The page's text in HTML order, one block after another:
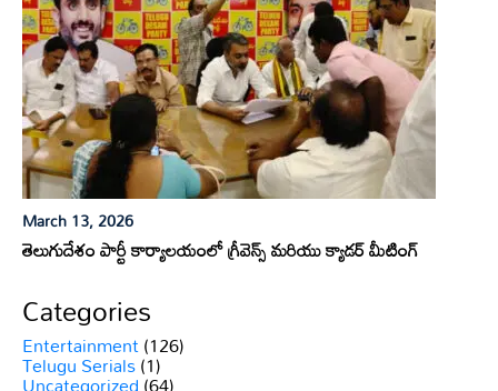
March 13, 2026
తెలుగుదేశం పార్టీ కార్యాలయంలో గ్రీవెన్స్ మరియు క్యాడర్ మీటింగ్
Categories
Entertainment(126)
Telugu Serials(1)